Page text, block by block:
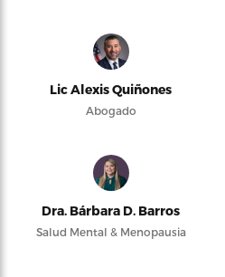
Lic Alexis Quiñones
Abogado
Dra. Bárbara D. Barros
Salud Mental & Menopausia